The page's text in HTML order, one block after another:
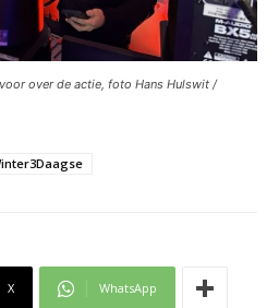
over de actie, foto Hans Hulswit /
X WhatsApp